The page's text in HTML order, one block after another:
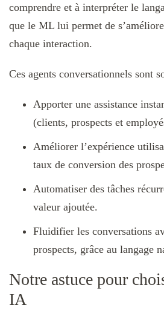
comprendre et à interpréter le
que le ML lui permet de
chaque interaction.
Ces agents conversationnels sont
Apporter une assistance
(clients, prospects et
Améliorer l’expérience
taux de conversion des
Automatiser des tâches
valeur ajoutée.
Fluidifier les conversations
prospects, grâce au langage
Notre astuce pour
IA